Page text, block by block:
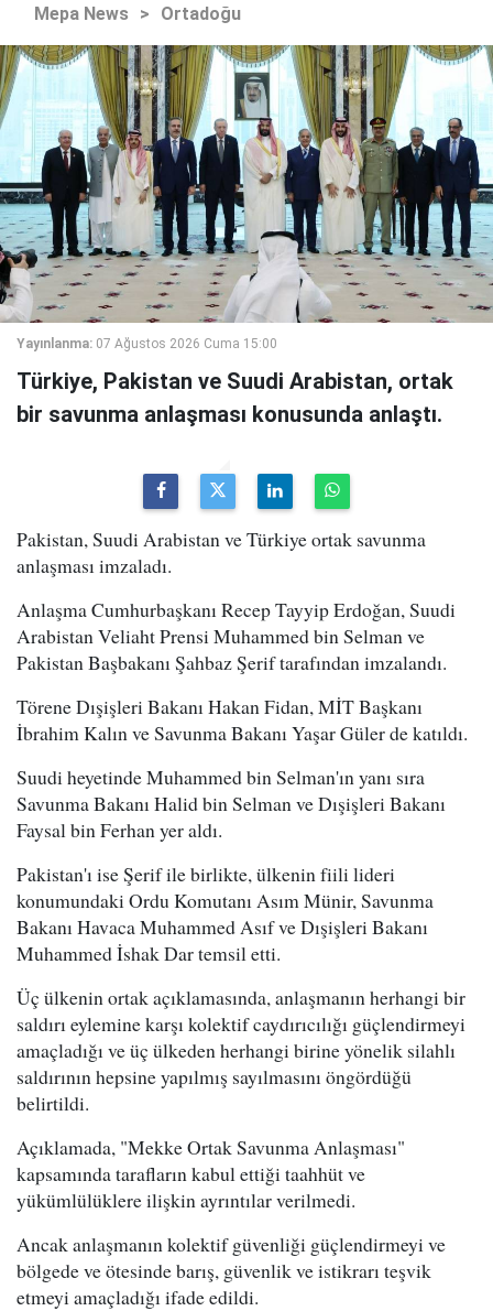
Mepa News > Ortadoğu
Yayınlanma: 07 Ağustos 2026 Cuma 15:00
Türkiye, Pakistan ve Suudi Arabistan, ortak
bir savunma anlaşması konusunda anlaştı.
Pakistan, Suudi Arabistan ve Türkiye ortak savunma
anlaşması imzaladı.
Anlaşma Cumhurbaşkanı Recep Tayyip Erdoğan, Suudi
Arabistan Veliaht Prensi Muhammed bin Selman ve
Pakistan Başbakanı Şahbaz Şerif tarafından imzalandı.
Törene Dışişleri Bakanı Hakan Fidan, MİT Başkanı
İbrahim Kalın ve Savunma Bakanı Yaşar Güler de katıldı.
Suudi heyetinde Muhammed bin Selman'ın yanı sıra
Savunma Bakanı Halid bin Selman ve Dışişleri Bakanı
Faysal bin Ferhan yer aldı.
Pakistan'ı ise Şerif ile birlikte, ülkenin fiili lideri
konumundaki Ordu Komutanı Asım Münir, Savunma
Bakanı Havaca Muhammed Asıf ve Dışişleri Bakanı
Muhammed İshak Dar temsil etti.
Üç ülkenin ortak açıklamasında, anlaşmanın herhangi bir
saldırı eylemine karşı kolektif caydırıcılığı güçlendirmeyi
amaçladığı ve üç ülkeden herhangi birine yönelik silahlı
saldırının hepsine yapılmış sayılmasını öngördüğü
belirtildi.
Açıklamada, "Mekke Ortak Savunma Anlaşması"
kapsamında tarafların kabul ettiği taahhüt ve
yükümlülüklere ilişkin ayrıntılar verilmedi.
Ancak anlaşmanın kolektif güvenliği güçlendirmeyi ve
bölgede ve ötesinde barış, güvenlik ve istikrarı teşvik
etmeyi amaçladığı ifade edildi.